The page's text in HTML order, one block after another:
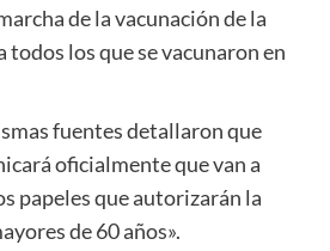
de la vacunación de la
todos los que se vacunaron en
fuentes detallaron que
oficialmente que van a
papeles que autorizarán la
de 60 años».